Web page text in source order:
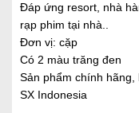
Đáp ứng resort, nhà
rạp phim tại nhà..
Đơn vị: cặp
Có 2 màu trăng đen
Sản phẩm chính hãng,
SX Indonesia